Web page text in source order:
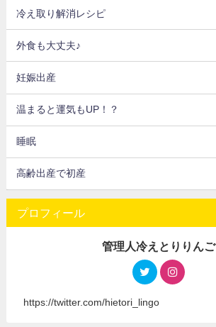
冷え取り解消レシピ
外食も大丈夫♪
妊娠出産
温まると運気もUP！？
睡眠
高齢出産で初産
プロフィール
管理人冷えとりりんご
https://twitter.com/hietori_lingo